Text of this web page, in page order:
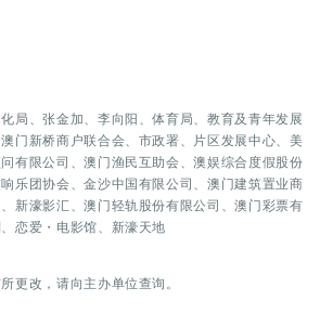
局、张金加、李向阳、体育局、教育及青年发展
门新桥商户联合会、市政署、片区发展中心、美
有限公司、澳门渔民互助会、澳娱综合度假股份
乐团协会、金沙中国有限公司、澳门建筑置业商
新濠影汇、澳门轻轨股份有限公司、澳门彩票有
恋爱・电影馆、新濠天地
更改，请向主办单位查询。